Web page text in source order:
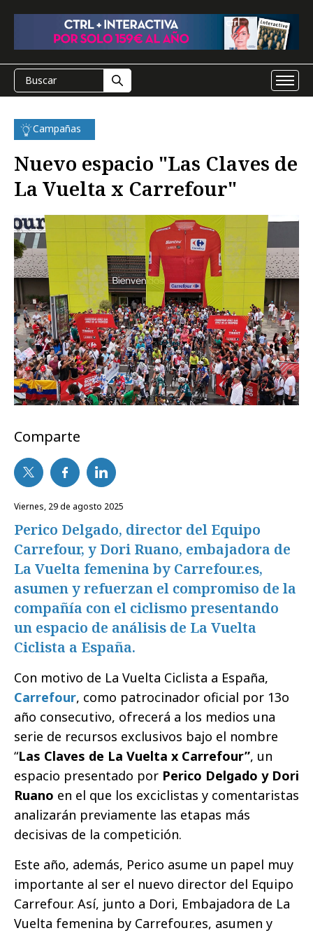
Campañas
Nuevo espacio "Las Claves de
La Vuelta x Carrefour"
Comparte
viernes, 29 de agosto 2025
Perico Delgado, director del Equipo
Carrefour, y Dori Ruano, embajadora de
La Vuelta femenina by Carrefour.es,
asumen y refuerzan el compromiso de la
compañía con el ciclismo presentando
un espacio de análisis de La Vuelta
Ciclista a España.
Con motivo de La Vuelta Ciclista a España,
Carrefour, como patrocinador oficial por 13o
año consecutivo, ofrecerá a los medios una
serie de recursos exclusivos bajo el nombre
“Las Claves de La Vuelta x Carrefour”, un
espacio presentado por Perico Delgado y Dori
Ruano en el que los exciclistas y comentaristas
analizarán previamente las etapas más
decisivas de la competición.
Este año, además, Perico asume un papel muy
importante al ser el nuevo director del Equipo
Carrefour. Así, junto a Dori, Embajadora de La
Vuelta femenina by Carrefour.es, asumen y